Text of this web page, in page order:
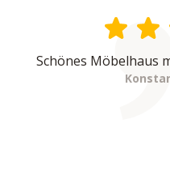
Schönes Möbelhaus